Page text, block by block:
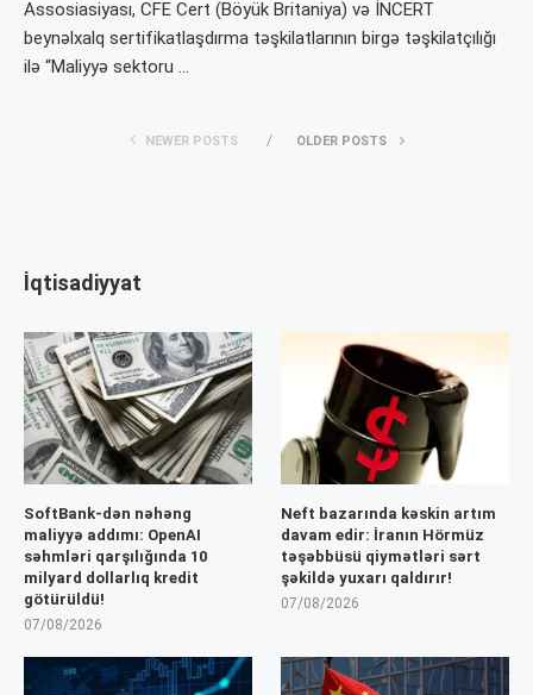
Assosiasiyası, CFE Cert (Böyük Britaniya) və İNCERT
beynəlxalq sertifikatlaşdırma təşkilatlarının birgə təşkilatçılığı
ilə “Maliyyə sektoru …
NEWER POSTS OLDER POSTS
İqtisadiyyat
SoftBank-dən nəhəng
maliyyə addımı: OpenAI
səhmləri qarşılığında 10
milyard dollarlıq kredit
götürüldü!
07/08/2026
Neft bazarında kəskin artım
davam edir: İranın Hörmüz
təşəbbüsü qiymətləri sərt
şəkildə yuxarı qaldırır!
07/08/2026